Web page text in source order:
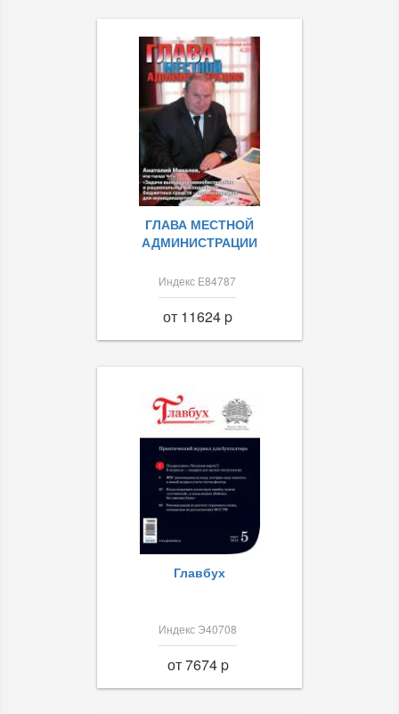
ГЛАВА МЕСТНОЙ
АДМИНИСТРАЦИИ
Индекс Е84787
от 11624 p
Главбух
Индекс Э40708
от 7674 p